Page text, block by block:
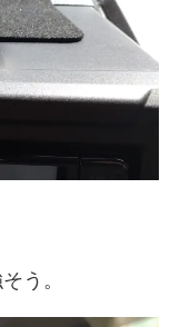
う。